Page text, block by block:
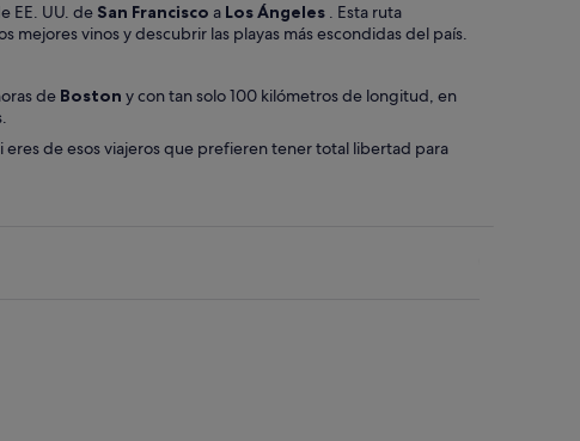
EE. UU. de San Francisco a Los Ángeles . Esta ruta
vinos y descubrir las playas más escondidas del país.
de Boston y con tan solo 100 kilómetros de longitud, en
de esos viajeros que prefieren tener total libertad para